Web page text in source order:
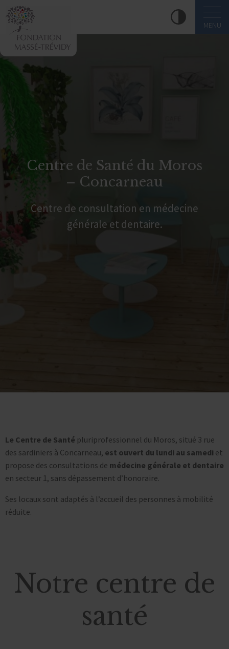
MENU
Centre de Santé du Moros
– Concarneau
Centre de consultation en médecine
générale et dentaire.
Le Centre de Santé pluriprofessionnel du Moros, situé 3 rue
des sardiniers à Concarneau, est ouvert du lundi au samedi et
propose des consultations de médecine générale et dentaire
en secteur 1, sans dépassement d’honoraire.
Ses locaux sont adaptés à l’accueil des personnes à mobilité
réduite.
Notre centre de
santé